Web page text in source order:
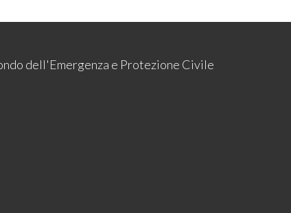
dell'Emergenza e Protezione Civile